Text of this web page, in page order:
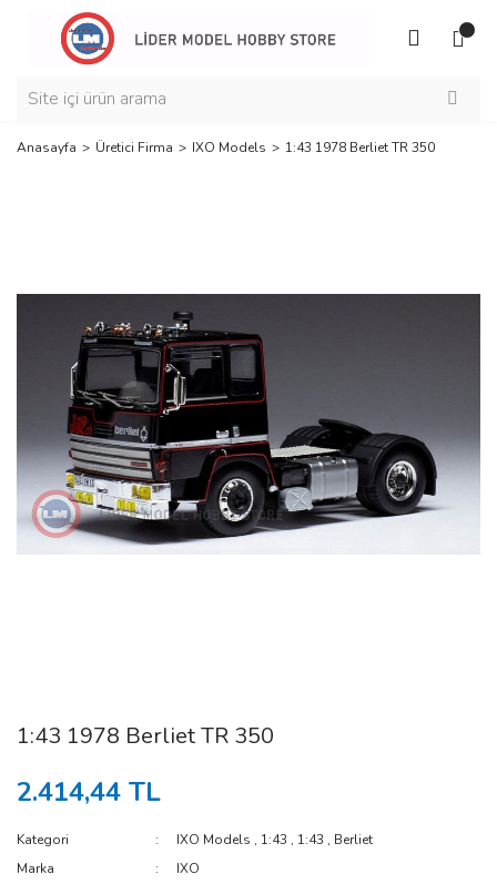
Anasayfa Üretici Firma IXO Models 1:43 1978 Berliet TR 350
1:43 1978 Berliet TR 350
2.414,44 TL
Kategori IXO Models , 1:43 , 1:43 , Berliet
Marka
IXO